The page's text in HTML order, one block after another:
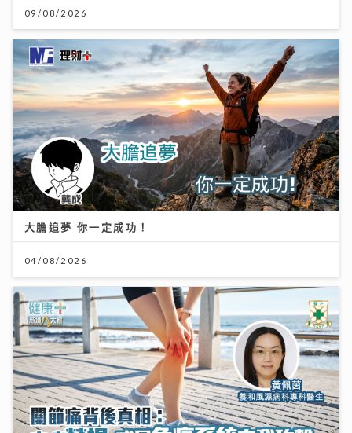
09/08/2026
大膽追夢 你一定成功！
04/08/2026